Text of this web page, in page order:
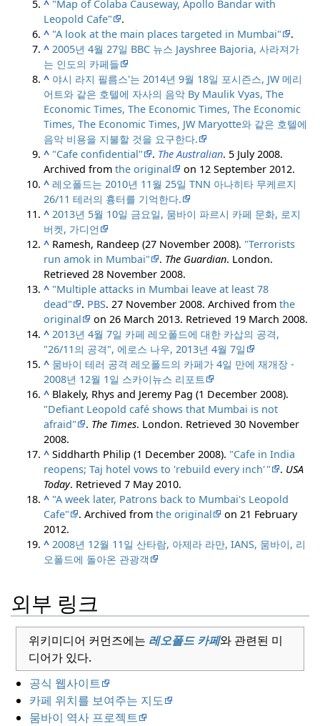
^ "Map of Colaba Causeway, Apollo Bandar with
Leopold Cafe"
.
^ "A look at the main places targeted in Mumbai"
.
^ 2005년 4월 27일 BBC 뉴스 Jayshree Bajoria, 사라져가
는 인도의 카페들
^ 야시 라지 필름스'는 2014년 9월 18일 포시즌스, JW 메리
어트와 같은 호텔에 자사의 음악 By Maulik Vyas, The
Economic Times, The Economic Times, The Economic
Times, The Economic Times, JW Maryotte와 같은 호텔에
음악 비용을 지불할 것을 요구한다.
^ "Cafe confidential" . The Australian. 5 July 2008.
Archived fromthe original
on 12 September 2012.
^ 레오폴드는 2010년 11월 25일 TNN 아나히타 무케르지
26/11 테러의 흉터를 기억한다.
^ 2013년 5월 10일 금요일, 뭄바이 파르시 카페 문화, 로지
버켓, 가디언
^ Ramesh, Randeep (27 November 2008). "Terrorists
run amok in Mumbai"
. The Guardian. London.
Retrieved 28 November 2008.
^ "Multiple attacks in Mumbai leave at least 78
dead"
. PBS. 27 November 2008. Archived fromthe
original
on 26 March 2013. Retrieved 19 March 2008.
^ 2013년 4월 7일 카페 레오폴드에 대한 카삽의 공격,
"26/11의 공격", 에로스 나우, 2013년 4월 7일
^ 뭄바이 테러 공격 레오폴드의 카페가 4일 만에 재개장 -
2008년 12월 1일 스카이뉴스 리포트
^ Blakely, Rhys and Jeremy Pag (1 December 2008).
"Defiant Leopold café shows that Mumbai is not
afraid"
. The Times. London. Retrieved30 November
2008.
^ Siddharth Philip (1 December 2008). "Cafe in India
reopens; Taj hotel vows to 'rebuild every inch'" . USA
Today. Retrieved7 May2010.
^ "A week later, Patrons back to Mumbai's Leopold
Cafe"
. Archived fromthe original
on 21 February
2012.
^ 2008년 12월 11일 산타람, 아제라 라만, IANS, 뭄바이, 리
오폴드에 돌아온 관광객
외부 링크
위키미디어 커먼즈에는 레오폴드 카페와 관련된 미
디어가 있다.
공식 웹사이트
카페 위치를 보여주는 지도
뭄바이 역사 프로젝트